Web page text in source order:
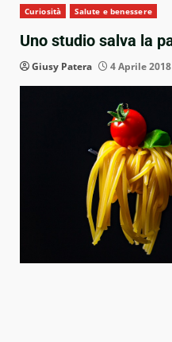
Curiosità Salute e benessere
Uno studio salva la
Giusy Patera 4 Aprile 2018